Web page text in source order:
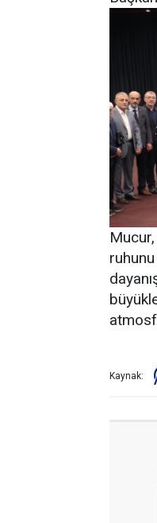
Kaynak: